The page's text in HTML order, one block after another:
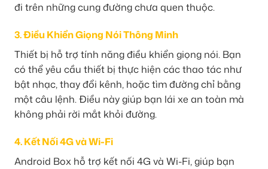
đi trên những cung đường chưa quen thuộc.
3. Điều Khiển Giọng Nói Thông Minh
Thiết bị hỗ trợ tính năng điều khiển giọng nói. Bạn
có thể yêu cầu thiết bị thực hiện các thao tác như
bật nhạc, thay đổi kênh, hoặc tìm đường chỉ bằng
một câu lệnh. Điều này giúp bạn lái xe an toàn mà
không phải rời mắt khỏi đường.
4. Kết Nối 4G và Wi-Fi
Android Box hỗ trợ kết nối 4G và Wi-Fi, giúp bạn